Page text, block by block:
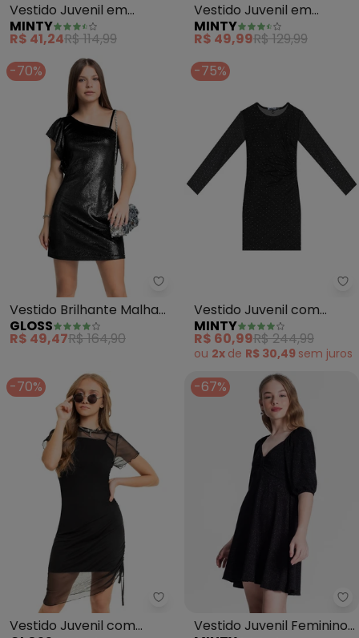
Vestido Juvenil em
Viscopoly (Preto)
MINTY
R$ 41,24R$ 114,99
Vestido Juvenil em
Ribana Canelada Lurex
(Preto)
MINTY
R$ 49,99R$ 129,99
-70%
Gloss - Vestido Brilhante
Vestido Brilhante Malha
Veludo (Preto)
GLOSS
R$ 49,47R$ 164,90
-75%
Vestido Juvenil com
Sobreposição (Preto)
MINTY
R$ 60,99R$ 244,99
ou 2x de R$ 30,49 sem juros
-70%
Gloss - Vestido Juvenil com
Vestido Juvenil com
-67%
Vestido Juvenil Feminino